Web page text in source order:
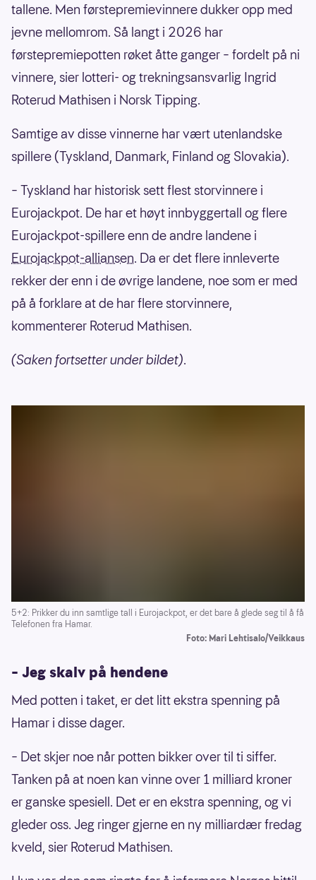
tallene. Men førstepremievinnere dukker opp med
jevne mellomrom. Så langt i 2026 har
førstepremiepotten røket åtte ganger – fordelt på ni
vinnere, sier lotteri- og trekningsansvarlig Ingrid
Roterud Mathisen i Norsk Tipping.
Samtige av disse vinnerne har vært utenlandske
spillere (Tyskland, Danmark, Finland og Slovakia).
– Tyskland har historisk sett flest storvinnere i
Eurojackpot. De har et høyt innbyggertall og flere
Eurojackpot-spillere enn de andre landene i
Eurojackpot-alliansen. Da er det flere innleverte
rekker der enn i de øvrige landene, noe som er med
på å forklare at de har flere storvinnere,
kommenterer Roterud Mathisen.
(Saken fortsetter under bildet).
5+2: Prikker du inn samtlige tall i Eurojackpot, er det bare å glede seg til å få
Telefonen fra Hamar.
Foto: Mari Lehtisalo/Veikkaus
– Jeg skalv på hendene
Med potten i taket, er det litt ekstra spenning på
Hamar i disse dager.
– Det skjer noe når potten bikker over til ti siffer.
Tanken på at noen kan vinne over 1 milliard kroner
er ganske spesiell. Det er en ekstra spenning, og vi
gleder oss. Jeg ringer gjerne en ny milliardær fredag
kveld, sier Roterud Mathisen.